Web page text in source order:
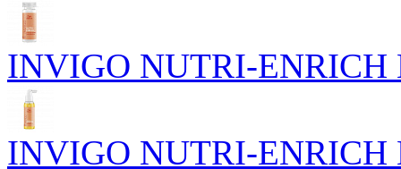
INVIGO NUTRI-ENRICH
INVIGO NUTRI-ENRICH